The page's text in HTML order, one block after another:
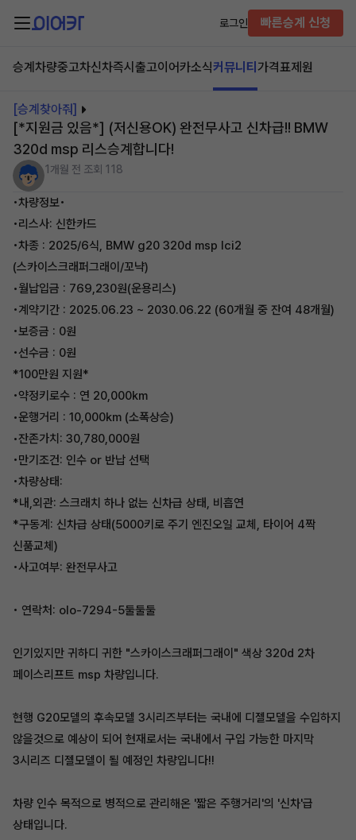
로그인 빠른승계 신청
승계차량중고차신차즉시출고이어카소식커뮤니티 가격표제원
[승계찾아줘]
[*지원금 있음*] (저신용OK) 완전무사고 신차급!! BMW
320d msp 리스승계합니다!
1개월 전 조회 118
•차량정보•
•리스사: 신한카드
•차종 : 2025/6식, BMW g20 320d msp lci2
(스카이스크래퍼그래이/꼬냑)
•월납입금 : 769,230원(운용리스)
•계약기간 : 2025.06.23 ~ 2030.06.22 (60개월 중 잔여 48개월)
•보증금 : 0원
•선수금 : 0원
*100만원 지원*
•약정키로수 : 연 20,000km
•운행거리 : 10,000km (소폭상승)
•잔존가치: 30,780,000원
•만기조건: 인수 or 반납 선택
•차량상태:
*내,외관: 스크래치 하나 없는 신차급 상태, 비흡연
*구동계: 신차급 상태(5000키로 주기 엔진오일 교체, 타이어 4짝
신품교체)
•사고여부: 완전무사고
• 연락처: olo-7294-5둘둘둘
인기있지만 귀하디 귀한 "스카이스크래퍼그래이" 색상 320d 2차
페이스리프트 msp 차량입니다.
현행 G20모델의 후속모델 3시리즈부터는 국내에 디젤모델을 수입하지
않을것으로 예상이 되어 현재로서는 국내에서 구입 가능한 마지막
3시리즈 디젤모델이 될 예정인 차량입니다!!
차량 인수 목적으로 병적으로 관리해온 '짧은 주행거리'의 '신차'급
상태입니다.